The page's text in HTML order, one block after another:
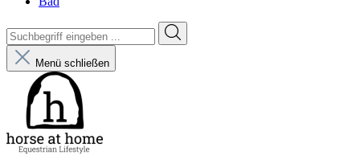
Menü schließen